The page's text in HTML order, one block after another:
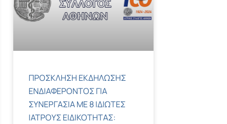
ΠΡΟΣΚΛΗΣΗ ΕΚΔΗΛΩΣΗΣ
ΕΝΔΙΑΦΕΡΟΝΤΟΣ ΓΙΑ
ΣΥΝΕΡΓΑΣΙΑ ΜΕ 8 ΙΔΙΩΤΕΣ
ΙΑΤΡΟΥΣ ΕΙΔΙΚΟΤΗΤΑΣ: